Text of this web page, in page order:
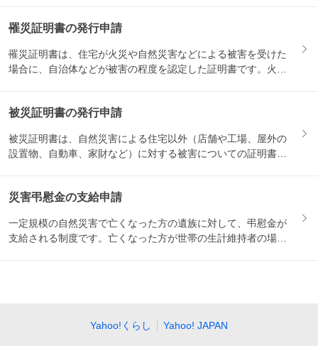
罹災証明書の発行申請
罹災証明書は、住宅が火災や自然災害などによる被害を受けた
場合に、自治体などが被害の程度を認定した証明書です。火災
被災証明書の発行申請
被災証明書は、自然災害による住宅以外（店舗や工場、屋外の
設置物、自動車、家財など）に対する被害についての証明書で
災害弔慰金の支給申請
一定規模の自然災害で亡くなった方の遺族に対して、弔慰金が
支給される制度です。亡くなった方が世帯の生計維持者の場合
Yahoo!くらし Yahoo! JAPAN